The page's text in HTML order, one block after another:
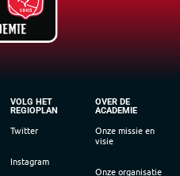
VOLG HET
REGIOPLAN
Twitter
Instagram
OVER DE
ACADEMIE
Onze missie en
visie
Onze organisatie